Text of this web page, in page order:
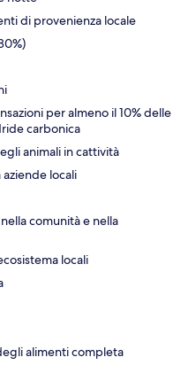
di provenienza locale
per almeno il 10% delle
carbonica
animali in cattività
locali
comunità e nella
locali
alimenti completa